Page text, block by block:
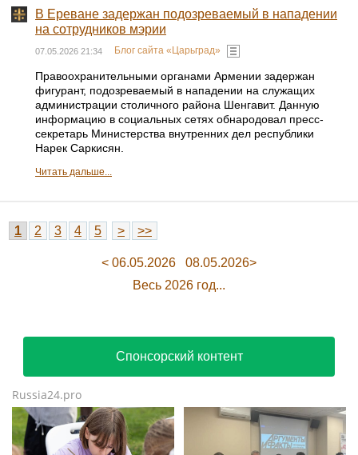
В Ереване задержан подозреваемый в нападении
на сотрудников мэрии
07.05.2026 21:34 Блог сайта «Царьград»
Правоохранительными органами Армении задержан
фигурант, подозреваемый в нападении на служащих
администрации столичного района Шенгавит. Данную
информацию в социальных сетях обнародовал пресс-
секретарь Министерства внутренних дел республики
Нарек Саркисян.
Читать дальше...
1 2 3 4 5 > >>
< 06.05.2026
08.05.2026>
Весь 2026 год...
Спонсорский контент
Russia24.pro